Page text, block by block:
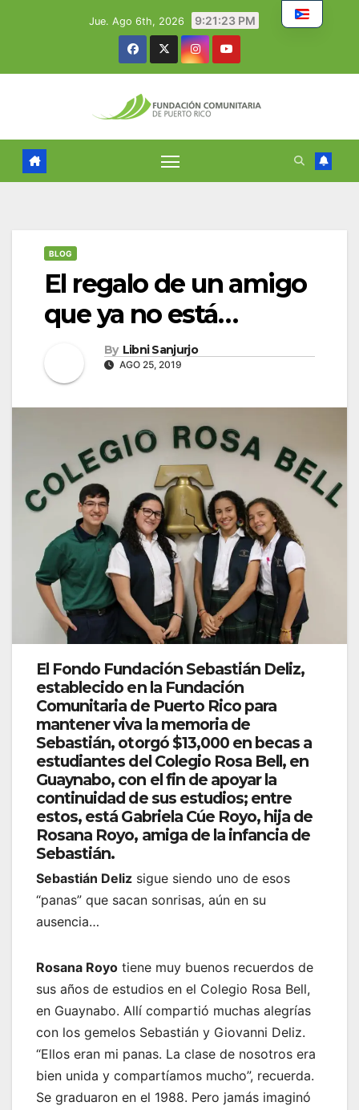
Jue. Ago 6th, 2026 9:21:24 PM
BLOG
El regalo de un amigo
que ya no está…
By Libni Sanjurjo
AGO 25, 2019
El Fondo Fundación Sebastián Deliz,
establecido en la Fundación
Comunitaria de Puerto Rico para
mantener viva la memoria de
Sebastián, otorgó $13,000 en becas a
estudiantes del Colegio Rosa Bell, en
Guaynabo, con el fin de apoyar la
continuidad de sus estudios; entre
estos, está Gabriela Cúe Royo, hija de
Rosana Royo, amiga de la infancia de
Sebastián.
Sebastián Deliz sigue siendo uno de esos
“panas” que sacan sonrisas, aún en su
ausencia…
Rosana Royo tiene muy buenos recuerdos de
sus años de estudios en el Colegio Rosa Bell,
en Guaynabo. Allí compartió muchas alegrías
con los gemelos Sebastián y Giovanni Deliz.
“Ellos eran mi panas. La clase de nosotros era
bien unida y compartíamos mucho”, recuerda.
Se graduaron en el 1988. Pero jamás imaginó